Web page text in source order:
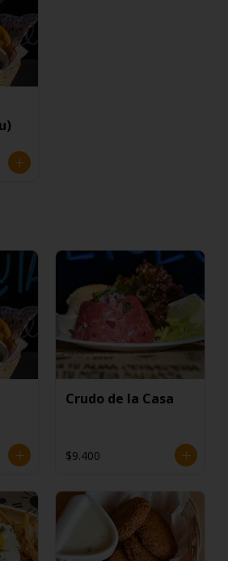
u)
Crudo de la Casa
$9.400